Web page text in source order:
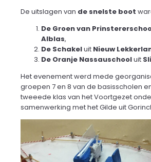
De uitslagen van de snelste boot
De Groen van
Alblas,
De Schakeluit Nieuw
De Oranje Nassauschooluit
Het evenement werd mede
groepen 7 en 8 van de basisscholen
tweeede klas van het Voortgezet
samenwerking met het Gilde uit